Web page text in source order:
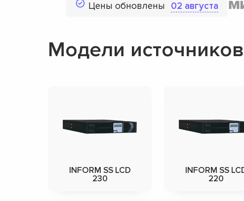
Цены обновлены 02 августа
Модели
INFORM SS LCD
230
INFORM SS
220